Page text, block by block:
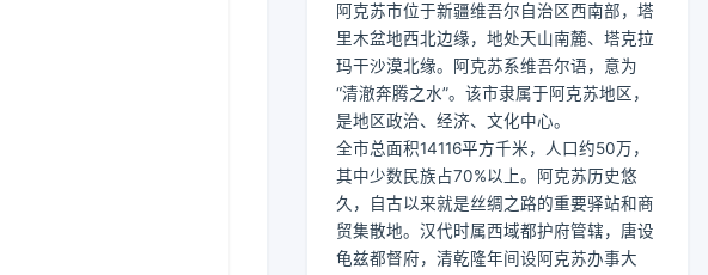
阿克苏市位于新疆维吾尔自治区西南部，塔
里木盆地西北边缘，地处天山南麓、塔克拉
玛干沙漠北缘。阿克苏系维吾尔语，意为
“清澈奔腾之水”。该市隶属于阿克苏地区，
是地区政治、经济、文化中心。
全市总面积14116平方千米，人口约50万，
其中少数民族占70%以上。阿克苏历史悠
久，自古以来就是丝绸之路的重要驿站和商
贸集散地。汉代时属西域都护府管辖，唐设
龟兹都督府，清乾隆年间设阿克苏办事大